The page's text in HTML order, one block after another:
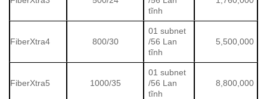
tĩnh
FiberXtra4 800/30
01 subnet
/56 Lan
tĩnh
5,500,000
FiberXtra5 1000/35
01 subnet
/56 Lan
tĩnh
8,800,000